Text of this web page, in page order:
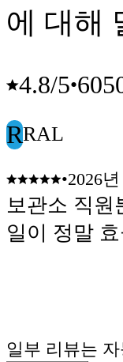
에 대해
4.8/5•
RRAL
•2026
보관소 직원
일이 정말
일부 리뷰는